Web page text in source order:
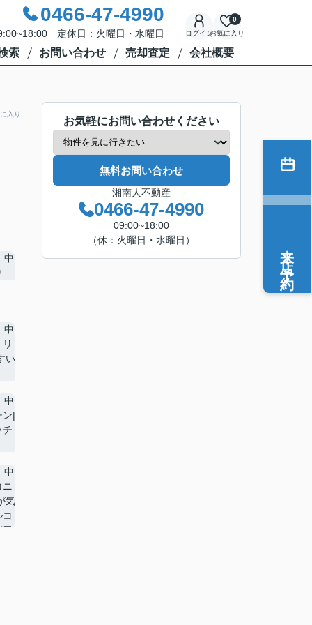
0466-47-4990
定休日：火曜日・水曜日 ログインお気に入り
0
索 お問い合わせ 売却査定 会社概要
入り
お気軽にお問い合わせください
無料お問い合わせ
湘南人不動産
0466-47-4990
09:00~18:00
（休：火曜日・水曜日）
来店予約